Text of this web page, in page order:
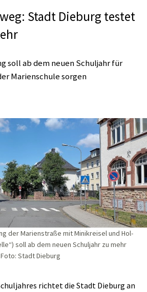
Stadt Dieburg testet
soll ab dem neuen Schuljahr für
Marienschule sorgen
der Marienstraße mit Minikreisel und Hol-
soll ab dem neuen Schuljahr zu mehr
Stadt Dieburg
richtet die Stadt Dieburg an